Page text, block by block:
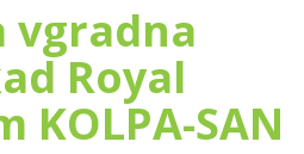
vgradna
Royal
KOLPA-SAN